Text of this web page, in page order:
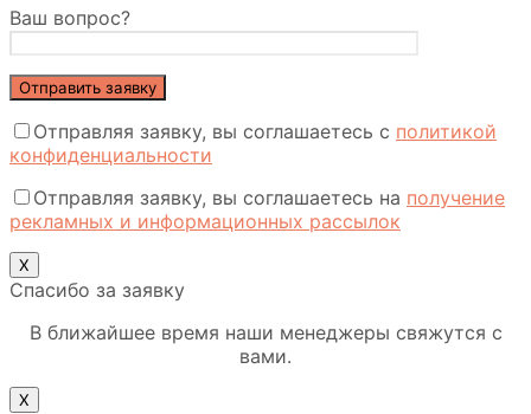
Ваш вопрос?
Отправляя заявку, вы соглашаетесь с политикой
конфиденциальности
Отправляя заявку, вы соглашаетесь на получение
рекламных и информационных рассылок
Х
Спасибо за заявку
В ближайшее время наши менеджеры свяжутся с
вами.
Х